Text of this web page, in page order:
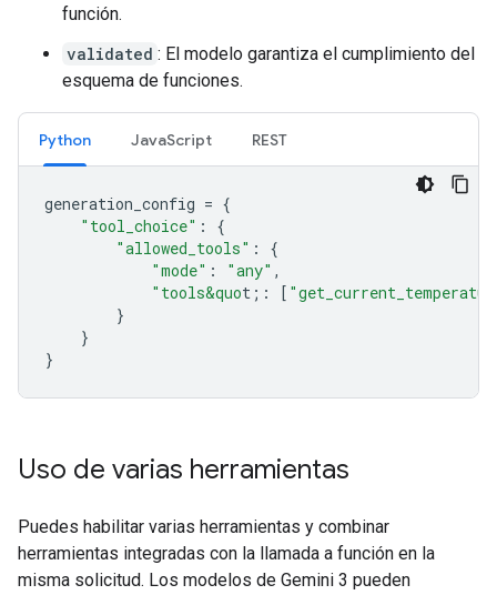
función.
validated : El modelo garantiza el cumplimiento del
esquema de funciones.
Python JavaScript REST
generation_config = {
"tool_choice" :
{
"allowed_tools" :
{
"mode" : "any" ,
"tools&quot; : [
}
}
}
Uso de varias herramientas
Puedes habilitar varias herramientas y combinar
herramientas integradas con la llamada a función en la
misma solicitud. Los modelos de Gemini 3 pueden